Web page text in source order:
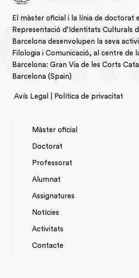
El màster oficial i la línia de doctorat
Representació d’Identitats Culturals
Barcelona desenvolupen la seva
Filologia i Comunicació, al centre de
Barcelona: Gran Via de les Corts
Barcelona (Spain)
Avís Legal | Política de privacitat
PRINCIPAL
Màster oficial
Doctorat
Professorat
Alumnat
Assignatures
MENU
Notícies
Activitats
Contacte